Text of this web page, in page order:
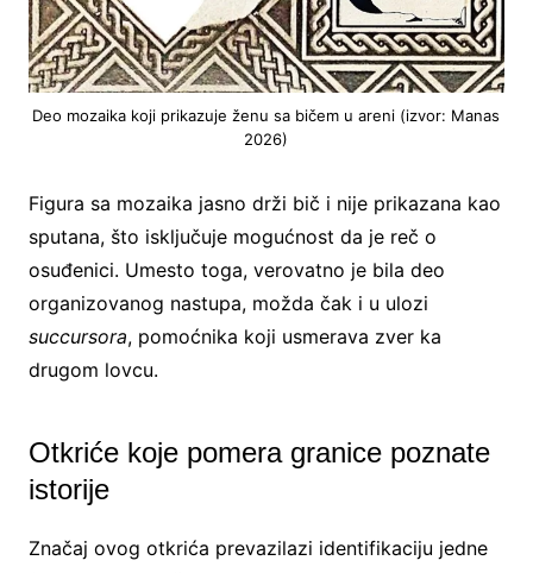
Deo mozaika koji prikazuje ženu sa bičem u areni (izvor: Manas
2026)
Figura sa mozaika jasno drži bič i nije prikazana kao
sputana, što isključuje mogućnost da je reč o
osuđenici. Umesto toga, verovatno je bila deo
organizovanog nastupa, možda čak i u ulozi
succursora, pomoćnika koji usmerava zver ka
drugom lovcu.
Otkriće koje pomera granice poznate
istorije
Značaj ovog otkrića prevazilazi identifikaciju jedne